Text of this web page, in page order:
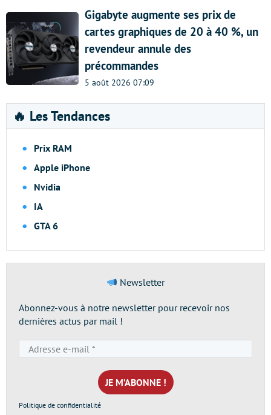
Gigabyte augmente ses prix de
cartes graphiques de 20 à 40 %, un
revendeur annule des
précommandes
5 août 2026 07:09
🔥 Les Tendances
Prix RAM
Apple iPhone
Nvidia
IA
GTA 6
Newsletter
Abonnez-vous à notre newsletter pour recevoir nos
dernières actus par mail !
e-
mail
*
Politique de confidentialité